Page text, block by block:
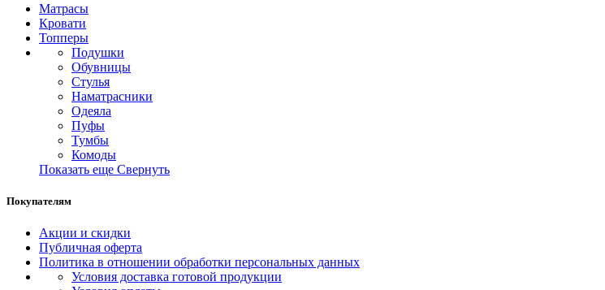
Матрасы
Кровати
Топперы
Подушки
Обувницы
Стулья
Наматрасники
Одеяла
Пуфы
Тумбы
Комоды
Показать еще Свернуть
Покупателям
Акции и скидки
Публичная оферта
Политика в отношении обработки персональных данных
Условия доставка готовой продукции